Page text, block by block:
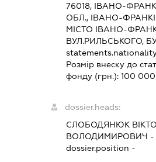
76018, ІВАНО-
ОБЛ., ІВАНО-
МІСТО ІВАНО-
ВУЛ.РИЛЬСЬКОГО,
Розмір внеску до
фонду (грн.):100 000
dossier.heads:
СЛОБОДЯНЮК
ВОЛОДИМИРОВИЧ -
dossier.position -